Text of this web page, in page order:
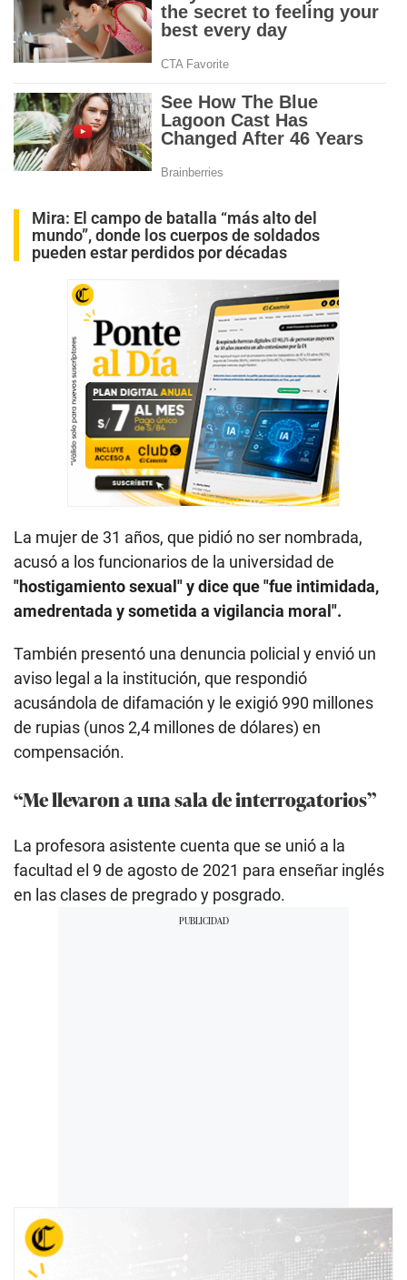
Mira: El campo de batalla “más alto del
mundo”, donde los cuerpos de soldados
pueden estar perdidos por décadas
La mujer de 31 años, que pidió no ser nombrada,
acusó a los funcionarios de la universidad de
"hostigamiento sexual" y dice que "fue intimidada,
amedrentada y sometida a vigilancia moral".
También presentó una denuncia policial y envió un
aviso legal a la institución, que respondió
acusándola de difamación y le exigió 990 millones
de rupias (unos 2,4 millones de dólares) en
compensación.
“Me llevaron a una sala de interrogatorios”
La profesora asistente cuenta que se unió a la
facultad el 9 de agosto de 2021 para enseñar inglés
en las clases de pregrado y posgrado.